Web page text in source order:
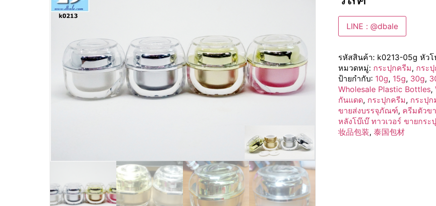
LINE : @dbale
รหัสสินค้า: k0213-05g หัวโ
หมวดหมู่: กระปุกครีม, กระ
ป้ายกำกับ: 10g, 15g, 30g,
Wholesale Plastic Bottles,
กันแดด, กระปุกครีม, กระปุ
ขายส่งบรรจุภัณฑ์, ครีมตัวข
หลังโบ๊เบ๊ ทาวเวอร์ ขายกระ
妆品包装, 泰国包材